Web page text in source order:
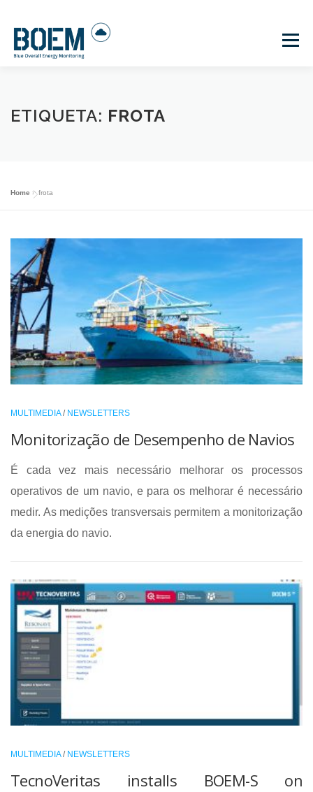
para
conteúdo
Menu
ETIQUETA: FROTA
Home »frota
MULTIMEDIA/ NEWSLETTERS
Monitorização de Desempenho de Navios
É cada vez mais necessário melhorar os processos
operativos de um navio, e para os melhorar é necessário
medir. As medições transversais permitem a monitorização
da energia do navio.
MULTIMEDIA/ NEWSLETTERS
TecnoVeritas installs BOEM-S on